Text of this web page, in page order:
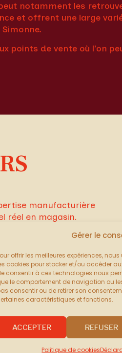
Gérer le
offrir les meilleures expériences,
cookies pour stocker et/ou accéder
consentir à ces technologies nous
le comportement de navigation ou
consentir ou de retirer son
caractéristiques et fonctions.
ACCEPTER REFUSER
Politique de cookies
notamment les
et offrent une large
points de vente où l’on
manufacturière
réel en magasin.